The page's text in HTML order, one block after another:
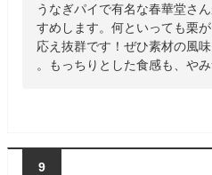
うなぎパイで有名な春華堂さ
すめします。何といっても栗
応え抜群です！ぜひ素材の風
。もっちりとした食感も、や
9